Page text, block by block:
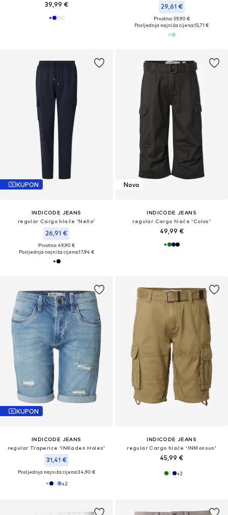
39,99 € 29,61 €
Prvotno: 39,90 €
Posljednja najniža cijena:15,71 €
KUPON
INDICODE JEANS
regular Cargo hlače 'Nello'
26,91 €
Prvotno: 49,90 €
Posljednja najniža cijena:17,94 €
Novo
INDICODE JEANS
regular Cargo hlače 'Colos'
49,99 €
KUPON
INDICODE JEANS
regular Traperice 'INKaden Holes'
31,41 €
Posljednja najniža cijena:34,90 €
+2
INDICODE JEANS
regular Cargo hlače 'INMonsun'
45,99 €
+2